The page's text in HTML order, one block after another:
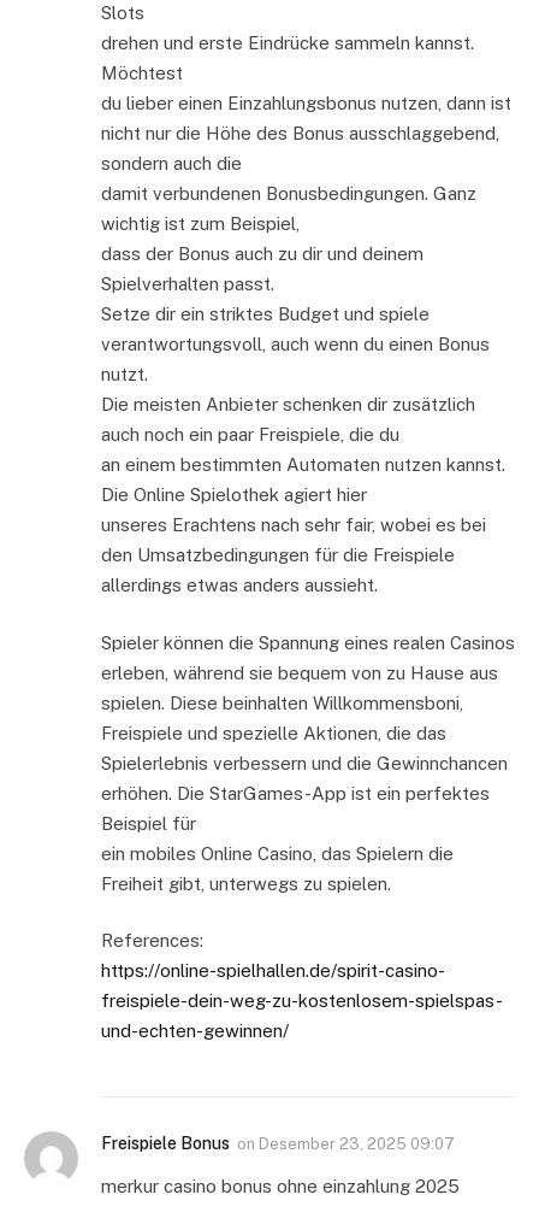
Slots
drehen und erste Eindrücke sammeln kannst.
Möchtest
du lieber einen Einzahlungsbonus nutzen, dann ist
nicht nur die Höhe des Bonus ausschlaggebend,
sondern auch die
damit verbundenen Bonusbedingungen. Ganz
wichtig ist zum Beispiel,
dass der Bonus auch zu dir und deinem
Spielverhalten passt.
Setze dir ein striktes Budget und spiele
verantwortungsvoll, auch wenn du einen Bonus
nutzt.
Die meisten Anbieter schenken dir zusätzlich
auch noch ein paar Freispiele, die du
an einem bestimmten Automaten nutzen kannst.
Die Online Spielothek agiert hier
unseres Erachtens nach sehr fair, wobei es bei
den Umsatzbedingungen für die Freispiele
allerdings etwas anders aussieht.
Spieler können die Spannung eines realen Casinos
erleben, während sie bequem von zu Hause aus
spielen. Diese beinhalten Willkommensboni,
Freispiele und spezielle Aktionen, die das
Spielerlebnis verbessern und die Gewinnchancen
erhöhen. Die StarGames-App ist ein perfektes
Beispiel für
ein mobiles Online Casino, das Spielern die
Freiheit gibt, unterwegs zu spielen.
References:
https://online-spielhallen.de/spirit-casino-
freispiele-dein-weg-zu-kostenlosem-spielspas-
und-echten-gewinnen/
Freispiele Bonus on Desember 23, 2025 09:07
merkur casino bonus ohne einzahlung 2025